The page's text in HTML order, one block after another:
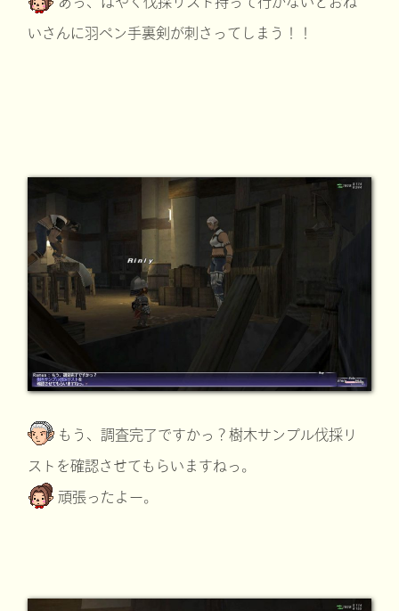
いさんに羽ペン手裏剣が刺さってしまう！！
もう、調査完了ですかっ？樹木サンプル伐採リ
ストを確認させてもらいますねっ。
頑張ったよー。